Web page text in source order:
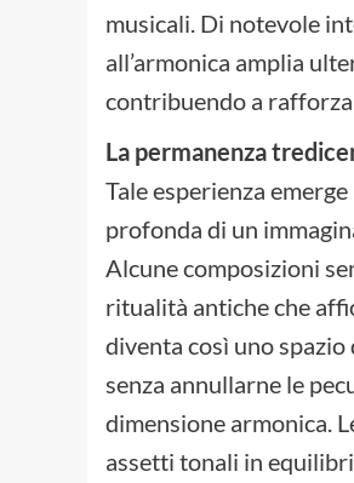
musicali. Di notevole
all’armonica amplia
contribuendo a
La permanenza
Tale esperienza
profonda di un
Alcune composizioni
ritualità antiche che
diventa così uno
senza annullarne le
dimensione armonica.
assetti tonali in